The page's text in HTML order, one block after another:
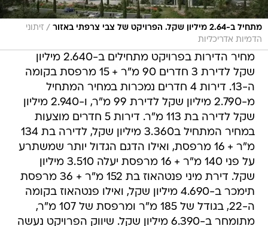
מתחיל ב-2.64 מיליון שקל. הפרויקט של צבי צרפתי באזור / זיתוני
הדמיות אדריכליות
מחיר הדירות בפרויקט מתחילים ב-2.640 מיליון
שקל לדירת 3 חדרים 90 מ"ר + 15 מרפסת בקומה
ה-13. דירות 4 חדרים נמכרות במחיר המתחיל
מ-2.790 מיליון שקל לדירת 99 מ"ר, ו-2.940 מיליון
שקל לדירה בת 113 מ"ר. דירות 5 חדרים מוצעות
במחיר המתחיל ב3.360 מיליון שקל, לדירה בת 134
מ"ר + 16 מרפסת, ואילו הדגם הגדול יותר שמשתרע
על פני 140 מ"ר + 16 מרפסת יעלה 3.510 מיליון
שקל. דירת מיני פנטהאוז בת 152 מ"ר + 36 מרפסת
תימכר ב-4.690 מיליון שקל, ואילו פנטהאוז בקומה
ה-22, בגודל של 185 מ"ר ומרפסת של 107 מ"ר,
מתומחר ב-6.390 מיליון שקל. שיווק הפרויקט נעשה